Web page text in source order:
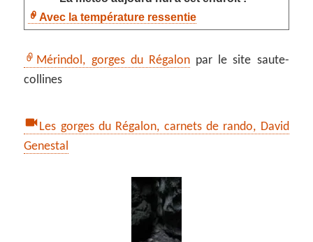
Avec la température ressentie
Mérindol, gorges du Régalonpar le site saute-
collines
Les gorges du Régalon, carnets de rando, David
Genestal